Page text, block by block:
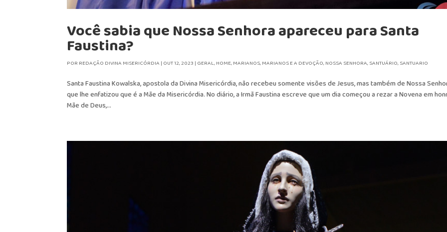
Você sabia que Nossa Senhora apareceu para Santa
Faustina?
POR REDAÇÃO DIVINA MISERICÓRDIA | OUT 12, 2023 | GERAL,HOME,MARIANOS,MARIANOS E A DEVOÇÃO,NOSSA SENHORA,SANTUÁRIO,SANTUARIO
Santa Faustina Kowalska, apostola da Divina Misericórdia, não recebeu somente visões de Jesus, mas também de Nossa
que lhe enfatizou que é a Mãe da Misericórdia. No diário, a Irmã Faustina escreve que um dia começou a rezar a Novena em
Mãe de Deus,...